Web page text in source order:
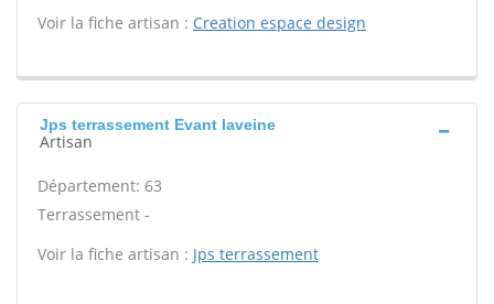
Voir la fiche artisan : Creation espace design
Jps terrassement Evant laveine
Artisan
Département: 63
Terrassement -
Voir la fiche artisan : Jps terrassement